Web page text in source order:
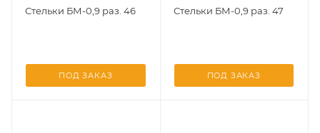
Стельки БМ-0,9 раз. 46
ПОД ЗАКАЗ
Стельки БМ-0,9 раз. 47
ПОД ЗАКАЗ